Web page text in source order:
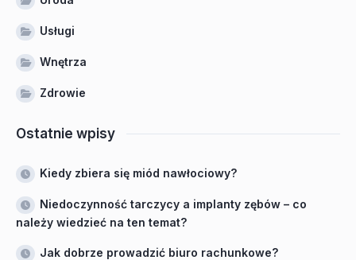
Usługi
Wnętrza
Zdrowie
Ostatnie wpisy
Kiedy zbiera się miód nawłociowy?
Niedoczynność tarczycy a implanty zębów – co
należy wiedzieć na ten temat?
Jak dobrze prowadzić biuro rachunkowe?